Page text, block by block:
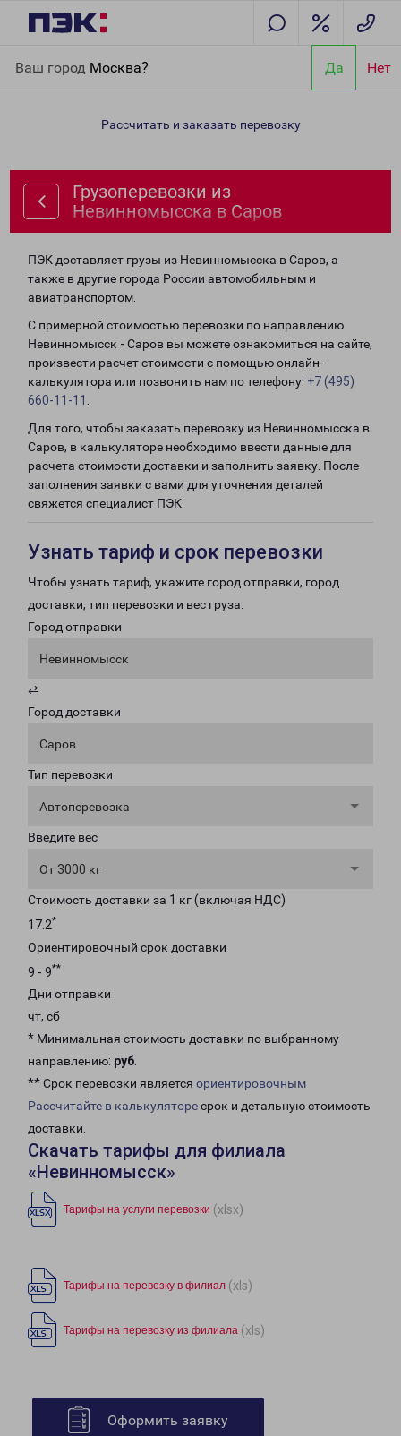
Ваш город Москва? Да Нет
Саров
Рассчитать и заказать перевозку
Грузоперевозки из
Невинномысска в Саров
ПЭК доставляет грузы из Невинномысска в Саров, а
также в другие города России автомобильным и
авиатранспортом.
С примерной стоимостью перевозки по направлению
Невинномысск - Саров вы можете ознакомиться на сайте,
произвести расчет стоимости с помощью онлайн-
калькулятора или позвонить нам по телефону: +7 (495)
660-11-11
Для того, чтобы заказать перевозку из Невинномысска в
Саров, в калькуляторе необходимо ввести данные для
расчета стоимости доставки и заполнить заявку. После
заполнения заявки с вами для уточнения деталей
свяжется специалист ПЭК.
Узнать тариф и срок перевозки
Чтобы узнать тариф, укажите город отправки, город
доставки, тип перевозки и вес груза.
Город отправки
Невинномысск
⇄
Город доставки
Саров
Тип перевозки
Автоперевозка
Введите вес
От 3000 кг
Стоимость доставки за 1 кг (включая НДС)
17.2*
Ориентировочный срок доставки
9 - 9**
Дни отправки
чт, сб
* Минимальная стоимость доставки по выбранному
направлению: руб.
** Срок перевозки является ориентировочным
Рассчитайте в калькуляторесрок и детальную стоимость
доставки.
Скачать тарифы для филиала
«Невинномысск»
Тарифы на услуги перевозки (xlsx)
Тарифы на перевозку в филиал (xls)
Тарифы на перевозку из филиала (xls)
Оформить заявку